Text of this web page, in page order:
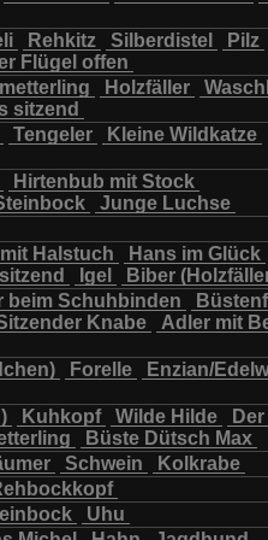
Rehkitz Silberdistel Pilz
Flügel offen
Holzfäller
sitzend
Tengeler
Kleine Wildkatze
Hirtenbub mit Stock
Junge Luchse
Halstuch Hans im Glück
Igel
Biber
beim Schuhbinden
Knabe
Adler mit
Forelle
Enzian/
Kuhkopf Wilde Hilde
Büste Dütsch Max
Schwein
Kolkrabe
Uhu